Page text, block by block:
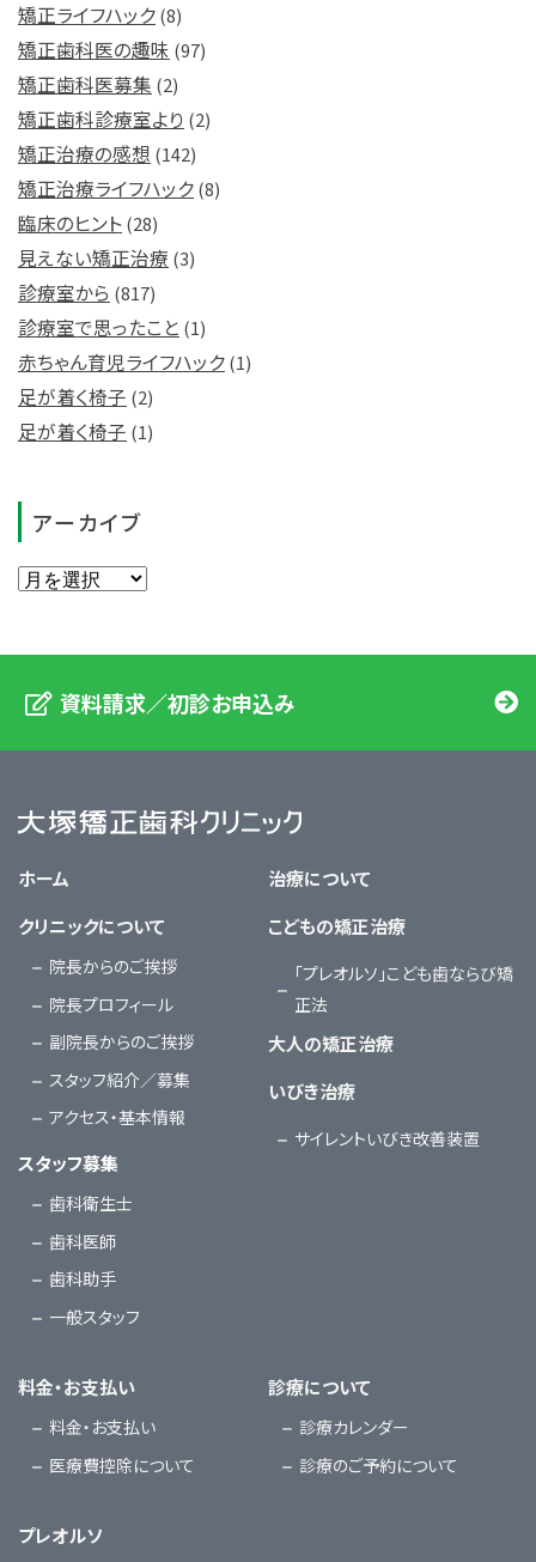
矯正ライフハック(8)
矯正歯科医の趣味 (97)
矯正歯科医募集 (2)
矯正歯科診療室より (2)
矯正治療の感想 (142)
矯正治療ライフハック(8)
臨床のヒント(28)
見えない矯正治療 (3)
診療室から (817)
診療室で思ったこと (1)
赤ちゃん育児ライフハック(1)
足が着く椅子 (2)
足が着く椅子 (1)
アーカイブ
資料請求／初診お申込み
ホーム
クリニックについて
院長からのご挨拶
院長プロフィール
副院長からのご挨拶
スタッフ紹介／募集
アクセス・基本情報
スタッフ募集
歯科衛生士
歯科医師
歯科助手
一般スタッフ
治療について
こどもの矯正治療
「プレオルソ」こども歯ならび矯
正法
大人の矯正治療
いびき治療
サイレントいびき改善装置
料金・お支払い
料金・お支払い
医療費控除について
診療について
診療カレンダー
診療のご予約について
プレオルソ